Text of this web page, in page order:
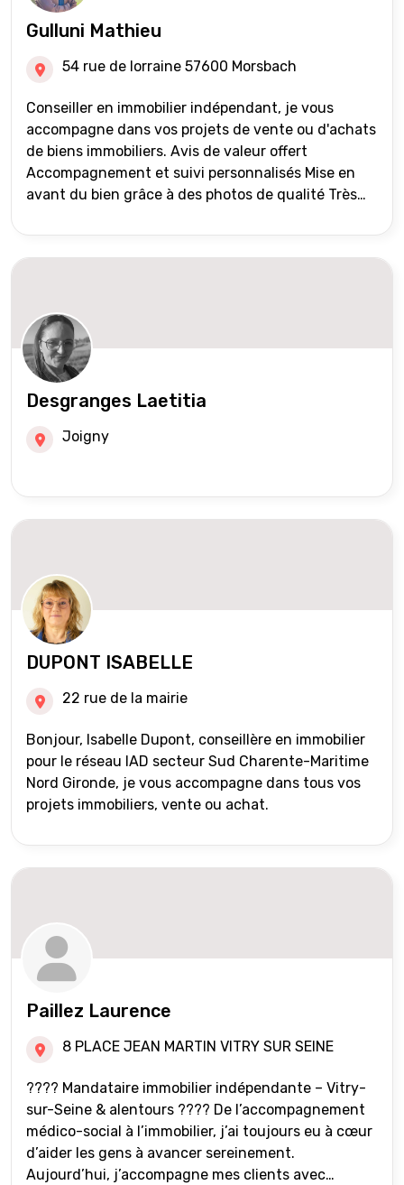
Gulluni Mathieu
54 rue de lorraine 57600 Morsbach
Conseiller en immobilier indépendant, je vous
accompagne dans vos projets de vente ou d'achats
de biens immobiliers. Avis de valeur offert
Accompagnement et suivi personnalisés Mise en
avant du bien grâce à des photos de qualité Très
international) Validation du financement des
acquéreurs auprès de partenaires financiers
réseau Iad France et Iad Deutschland Inter agence
Desgranges Laetitia
Joigny
DUPONT ISABELLE
22 rue de la mairie
Bonjour, Isabelle Dupont, conseillère en immobilier
pour le réseau IAD secteur Sud Charente-Maritime
Nord Gironde, je vous accompagne dans tous vos
projets immobiliers, vente ou achat.
Paillez Laurence
8 PLACE JEAN MARTIN VITRY SUR SEINE
???? Mandataire immobilier indépendante – Vitry-
sur-Seine & alentours ???? De l’accompagnement
médico-social à l’immobilier, j’ai toujours eu à cœur
d’aider les gens à avancer sereinement.
Aujourd’hui, j’accompagne mes clients avec